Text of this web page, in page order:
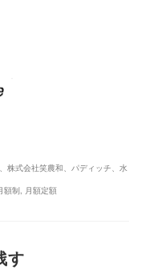
株式会社笑農和、パディッチ、水
額制, 月額定額
す